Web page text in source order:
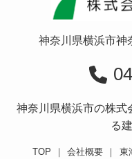
神奈川県横浜市神
神奈川県横浜市の株式
る
TOP ｜ 会社概要 ｜ 東